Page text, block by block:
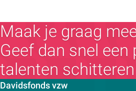
Maak je graag
Geef dan snel
talenten
Davidsfonds vzwContactpersoon: